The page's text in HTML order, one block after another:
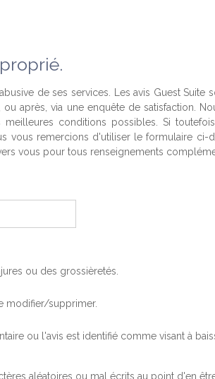
de ses services. Les avis Guest Suite
ou après, via une enquête de satisfaction.
conditions possibles. Si
vous remercions d'utiliser le formulaire ci-
vous pour tous renseignements
ou des grossièretés.
modifier/supprimer.
ou l'avis est identifié comme visant à
aléatoires ou mal écrits au point d'en